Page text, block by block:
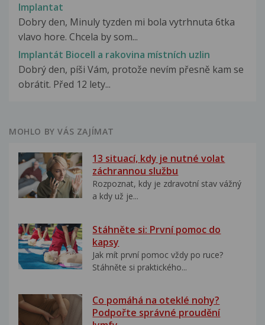
Implantat
Dobry den, Minuly tyzden mi bola vytrhnuta 6tka
vlavo hore. Chcela by som...
Implantát Biocell a rakovina místních uzlin
Dobrý den, píši Vám, protože nevím přesně kam se
obrátit. Před 12 lety...
MOHLO BY VÁS ZAJÍMAT
13 situací, kdy je nutné volat
záchrannou službu
Rozpoznat, kdy je zdravotní stav vážný
a kdy už je...
Stáhněte si: První pomoc do
kapsy
Jak mít první pomoc vždy po ruce?
Stáhněte si praktického...
Co pomáhá na oteklé nohy?
Podpořte správné proudění